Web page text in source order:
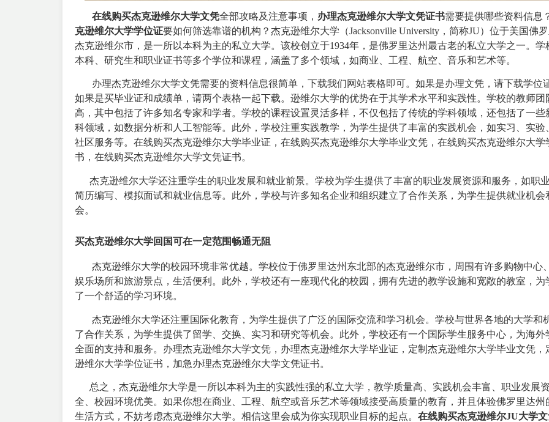
在线购买杰克逊维尔大学文凭全部攻略及注意事项， 办理杰克逊维尔大学文凭证书需要提供哪些资料信息
克逊维尔大学学位证要如何筛选靠谱的机构？杰克逊维尔大学（Jacksonville University ，简称JU）位于美国佛
杰克逊维尔市，是一所以本科为主的私立大学。该校创立于1934年，是佛罗里达州最古老的私立大学之一。学
本科、研究生和职业证书等多个学位和课程，涵盖了多个领域，如商业、工程、航空、音乐和艺术等。
办理杰克逊维尔大学文凭需要的资料信息很简单，下载我们网站表格即可。如果是办理文凭，请下载学位
如果是买毕业证和成绩单，请两个表格一起下载。逊维尔大学的优势在于其学术水平和实践性。学校的教师团
高，其中包括了许多知名专家和学者。学校的课程设置灵活多样，不仅包括了传统的学科领域，还包括了一些
科领域，如数据分析和人工智能等。此外，学校注重实践教学，为学生提供了丰富的实践机会，如实习、实验
社区服务等。在线购买杰克逊维尔大学毕业证，在线购买杰克逊维尔大学毕业文凭，在线购买杰克逊维尔大学
书，在线购买杰克逊维尔大学文凭证书。
杰克逊维尔大学还注重学生的职业发展和就业前景。学校为学生提供了丰富的职业发展资源和服务，如职
简历编写、模拟面试和就业信息等。此外，学校与许多知名企业和组织建立了合作关系，为学生提供就业机会
会。
买杰克逊维尔大学回国可在一定范围畅通无阻
杰克逊维尔大学的校园环境非常优越。学校位于佛罗里达州东北部的杰克逊维尔市，周围有许多购物中心
娱乐场所和旅游景点，生活便利。此外，学校还有一座现代化的校园，拥有先进的教学设施和宽敞的教室，为
了一个舒适的学习环境。
杰克逊维尔大学还注重国际化教育，为学生提供了广泛的国际交流和学习机会。学校与世界各地的大学和
了合作关系，为学生提供了留学、交换、实习和研究等机会。此外，学校还有一个国际学生服务中心，为海外
全面的支持和服务。办理杰克逊维尔大学文凭，办理杰克逊维尔大学毕业证，定制杰克逊维尔大学毕业文凭，
逊维尔大学学位证书，加急办理杰克逊维尔大学文凭证书。
总之，杰克逊维尔大学是一所以本科为主的实践性强的私立大学，教学质量高、实践机会丰富、职业发展
全、校园环境优美。如果你想在商业、工程、航空或音乐艺术等领域接受高质量的教育，并且体验佛罗里达州
生活方式，不妨考虑杰克逊维尔大学。相信这里会成为你实现职业目标的起点。 在线购买杰克逊维尔JU大学